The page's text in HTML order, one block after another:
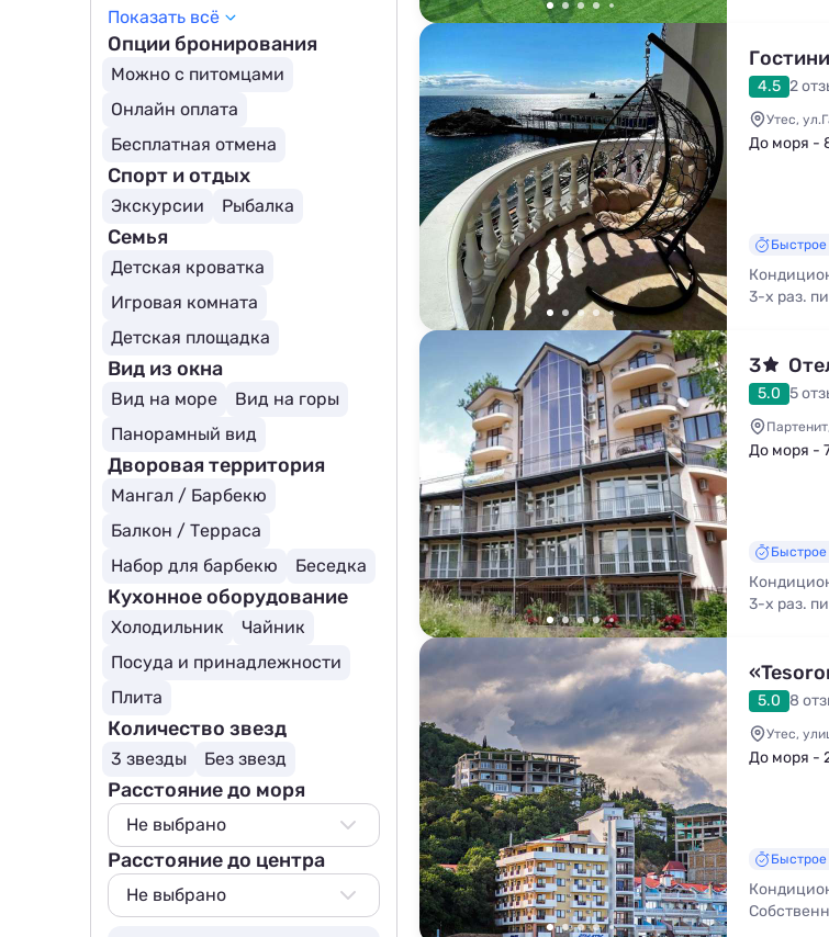
4.5 2
Утес,
До моря -
3-х раз.
3
5.0 5
До моря -
3-х раз.
5.0 8
Утес,
До моря -
Крытый бассейн
Показать всё
Опции бронирования
Можно с питомцами
Онлайн оплата
Бесплатная отмена
Спорт и отдых
Экскурсии Рыбалка
Семья
Детская кроватка
Игровая комната
Детская площадка
Вид из окна
Вид на море
Вид на горы
Панорамный вид
Дворовая территория
Мангал / Барбекю
Балкон / Терраса
Набор для барбекю
Беседка
Кухонное оборудование
Холодильник
Чайник
Посуда и принадлежности
Плита
Количество звезд
3 звезды Без звезд
Расстояние до моря
Не выбрано
Не выбрано
50 м
Расстояние до центра
Не выбрано